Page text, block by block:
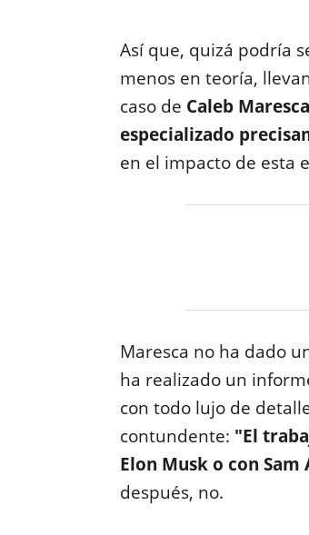
Así que, quizá podría
menos en teoría,
caso de Caleb
especializado
en el impacto de esta
Maresca no ha dado
ha realizado un
con todo lujo de
contundente: "El
Elon Musk o con Sam
después, no.